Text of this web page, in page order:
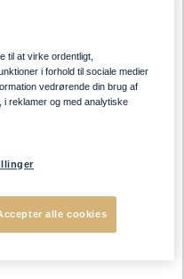
til at virke ordentligt,
i forhold til sociale medier
vedrørende din brug af
i reklamer og med analytiske
alle cookies